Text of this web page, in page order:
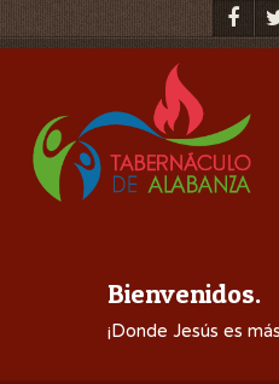
Bienvenidos.
¡Donde Jesús es